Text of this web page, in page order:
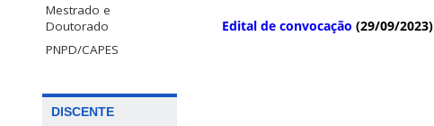
Mestrado e
Doutorado
PNPD/CAPES
DISCENTE
Edital de convocação (29/09/2023)